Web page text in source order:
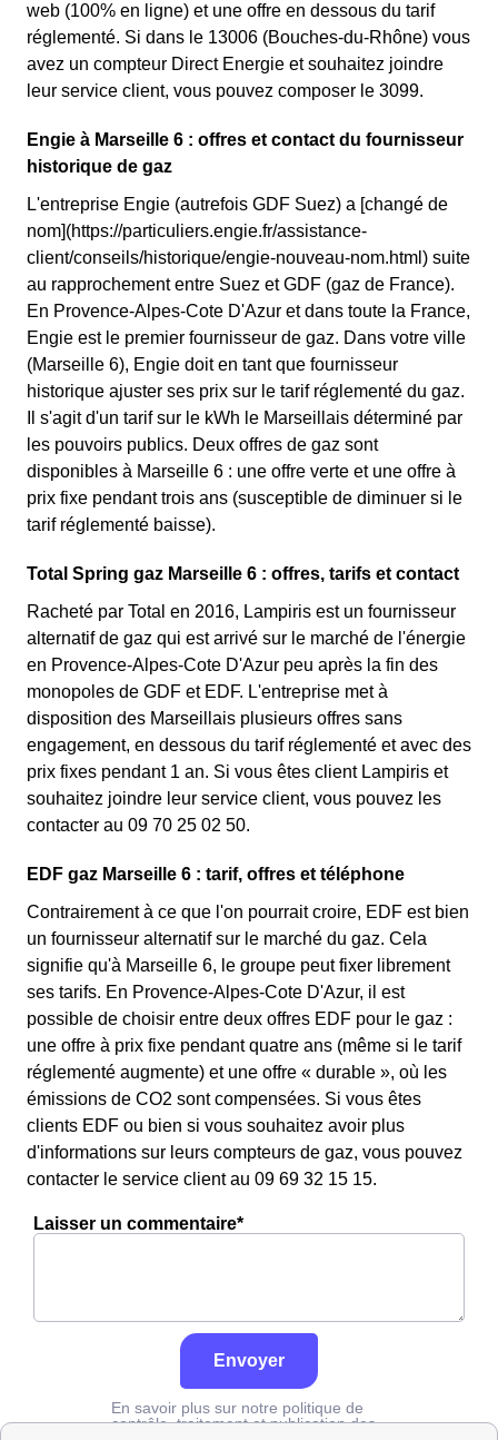
web (100% en ligne) et une offre en dessous du tarif
réglementé. Si dans le 13006 (Bouches-du-Rhône) vous
avez un compteur Direct Energie et souhaitez joindre
leur service client, vous pouvez composer le 3099.
Engie à Marseille 6 : offres et contact du fournisseur
historique de gaz
L'entreprise Engie (autrefois GDF Suez) a [changé de
nom](https://particuliers.engie.fr/assistance-
client/conseils/historique/engie-nouveau-nom.html) suite
au rapprochement entre Suez et GDF (gaz de France).
En Provence-Alpes-Cote D'Azur et dans toute la France,
Engie est le premier fournisseur de gaz. Dans votre ville
(Marseille 6), Engie doit en tant que fournisseur
historique ajuster ses prix sur le tarif réglementé du gaz.
Il s'agit d'un tarif sur le kWh le Marseillais déterminé par
les pouvoirs publics. Deux offres de gaz sont
disponibles à Marseille 6 : une offre verte et une offre à
prix fixe pendant trois ans (susceptible de diminuer si le
tarif réglementé baisse).
Total Spring gaz Marseille 6 : offres, tarifs et contact
Racheté par Total en 2016, Lampiris est un fournisseur
alternatif de gaz qui est arrivé sur le marché de l'énergie
en Provence-Alpes-Cote D'Azur peu après la fin des
monopoles de GDF et EDF. L'entreprise met à
disposition des Marseillais plusieurs offres sans
engagement, en dessous du tarif réglementé et avec des
prix fixes pendant 1 an. Si vous êtes client Lampiris et
souhaitez joindre leur service client, vous pouvez les
contacter au 09 70 25 02 50.
EDF gaz Marseille 6 : tarif, offres et téléphone
Contrairement à ce que l'on pourrait croire, EDF est bien
un fournisseur alternatif sur le marché du gaz. Cela
signifie qu'à Marseille 6, le groupe peut fixer librement
ses tarifs. En Provence-Alpes-Cote D'Azur, il est
possible de choisir entre deux offres EDF pour le gaz :
une offre à prix fixe pendant quatre ans (même si le tarif
réglementé augmente) et une offre « durable », où les
émissions de CO2 sont compensées. Si vous êtes
clients EDF ou bien si vous souhaitez avoir plus
d'informations sur leurs compteurs de gaz, vous pouvez
contacter le service client au 09 69 32 15 15.
Laisser un commentaire*
Envoyer
En savoir plus sur notre politique de
contrôle, traitement et publication des